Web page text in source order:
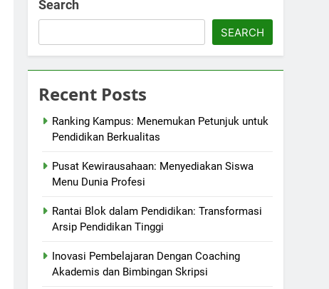
Search
SEARCH
Recent Posts
Ranking Kampus: Menemukan Petunjuk untuk
Pendidikan Berkualitas
Pusat Kewirausahaan: Menyediakan Siswa
Menu Dunia Profesi
Rantai Blok dalam Pendidikan: Transformasi
Arsip Pendidikan Tinggi
Inovasi Pembelajaran Dengan Coaching
Akademis dan Bimbingan Skripsi